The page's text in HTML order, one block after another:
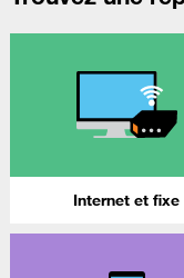
Internet et fixe